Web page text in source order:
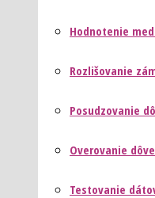
Hodnotenie
Rozlišovanie
Posudzovanie
Overovanie
Testovanie